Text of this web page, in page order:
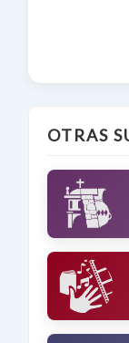
OTRAS